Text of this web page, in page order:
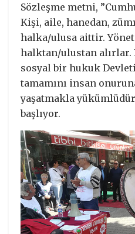
Sözleşme metni,
Kişi, aile, hanedan,
halka/ulusa aittir.
halktan/ulustan
sosyal bir hukuk
tamamını insan
yaşatmakla
başlıyor.